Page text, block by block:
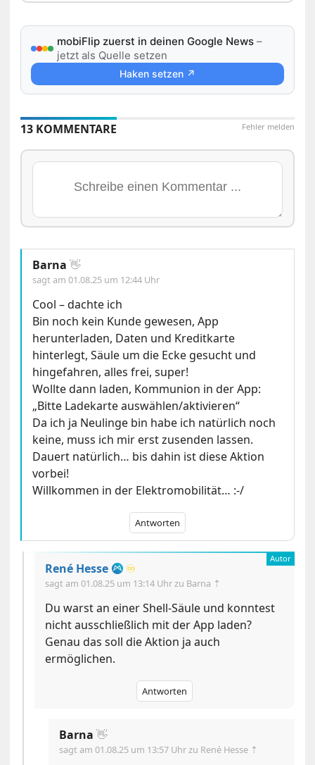
mobiFlip zuerst in deinen Google News –
jetzt als Quelle setzen
Haken setzen ↗
Fehler melden
13 KOMMENTARE
Barna 👋
sagt am01.08.25 um 12:44 Uhr
Cool – dachte ich
Bin noch kein Kunde gewesen, App
herunterladen, Daten und Kreditkarte
hinterlegt, Säule um die Ecke gesucht und
hingefahren, alles frei, super!
Wollte dann laden, Kommunion in der App:
„Bitte Ladekarte auswählen/aktivieren“
Da ich ja Neulinge bin habe ich natürlich noch
keine, muss ich mir erst zusenden lassen.
Dauert natürlich… bis dahin ist diese Aktion
vorbei!
Willkommen in der Elektromobilität… :-/
Antworten
René Hesse ♾️
sagt am01.08.25 um 13:14 Uhr zu Barna ⇡
Du warst an einer Shell-Säule und konntest
nicht ausschließlich mit der App laden?
Genau das soll die Aktion ja auch
ermöglichen.
Antworten
Barna 👋
sagt am01.08.25 um 13:57 Uhr zu René Hesse ⇡